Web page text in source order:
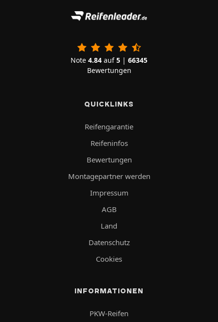
Note 4.84 auf5 | 66345
Bewertungen
QUICKLINKS
Reifengarantie
Reifeninfos
Bewertungen
Montagepartner werden
Impressum
AGB
Land
Datenschutz
Cookies
INFORMATIONEN
PKW-Reifen